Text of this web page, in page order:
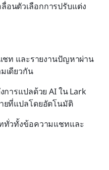
อนตัวเลือกการปรับแต่ง
ท และรายงานปัญหาผ่าน
เดียวกัน
ารแปลด้วย AI ใน Lark
ยที่แปลโดยอัตโนมัติ
ทั่วทั้งข้อความแชทและ